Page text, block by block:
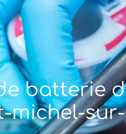
batterie
michel-